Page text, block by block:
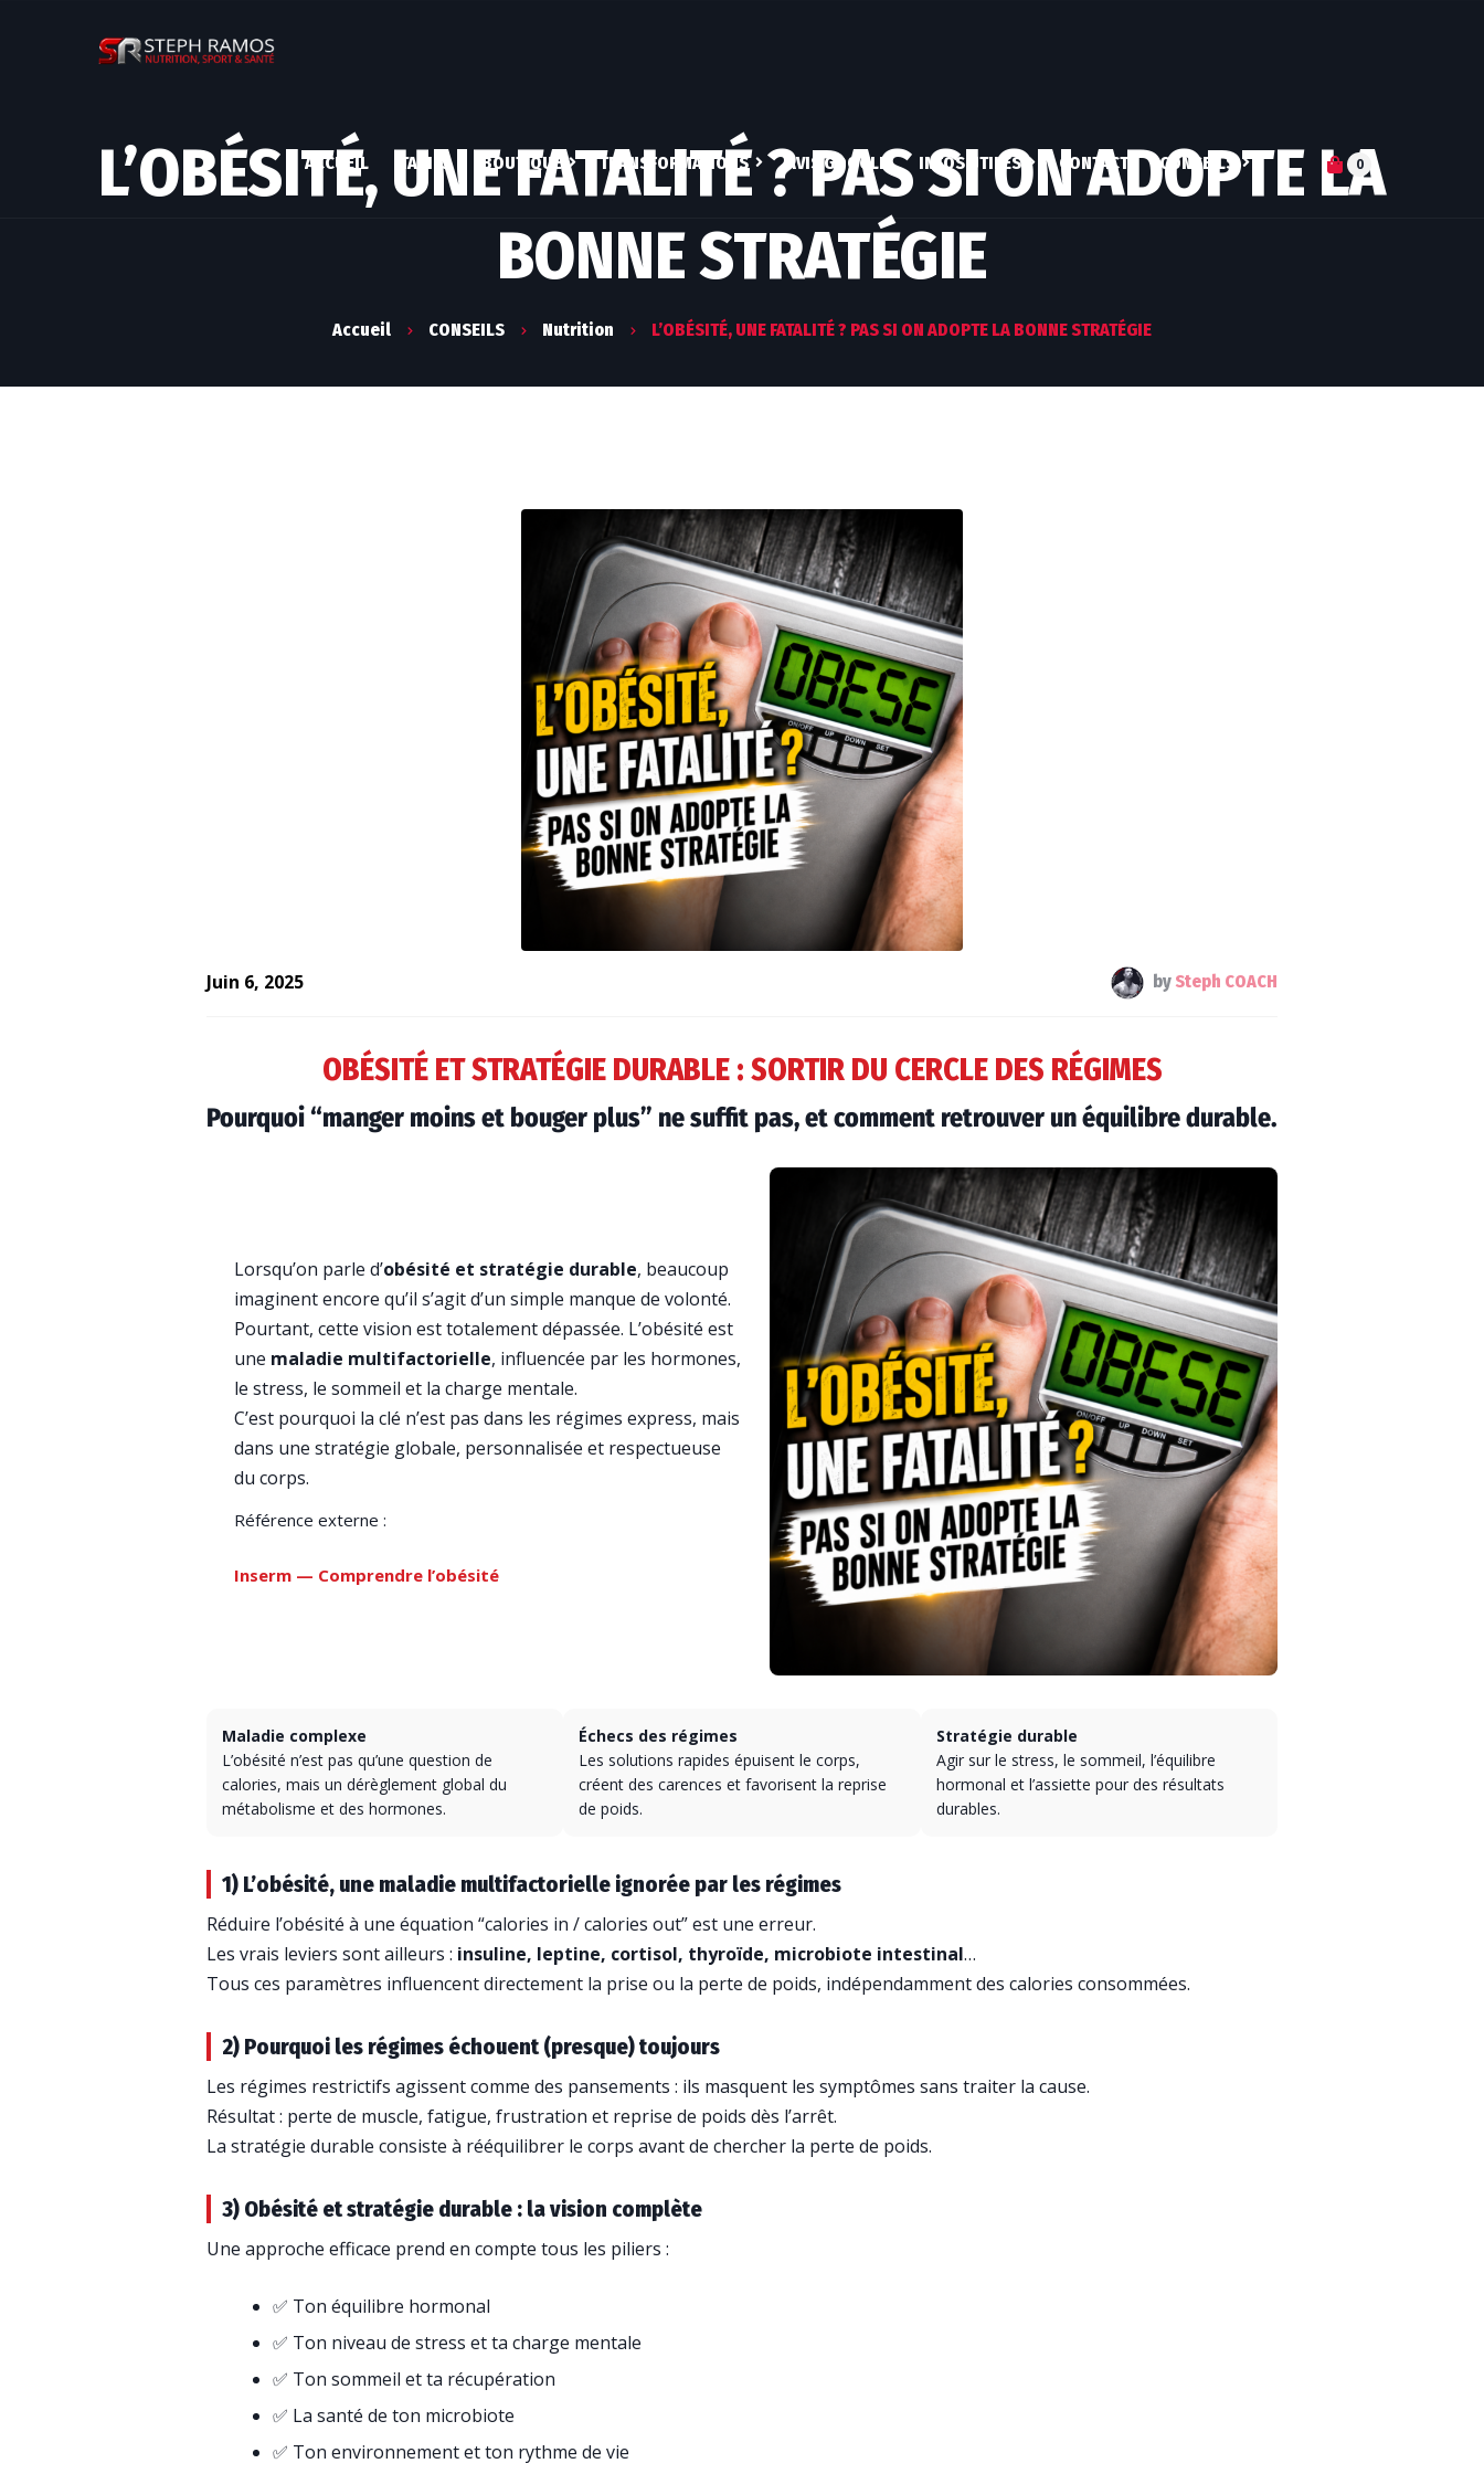
ACCUEIL TARIFS BOUTIQUE
COMPLÉMENTS
ALIMENTAIRES
TRANSFORMATIONS
COACHING CLASSIQUE
COACHING ATHLÈTE
AVIS GOOGLE INFOS UTILES
QUI SUIS-JE ?
MON ADN DE COACH
MES EXPERTISES
CONTACT CONSEILS 0
L’OBÉSITÉ, UNE FATALITÉ ? PAS SI ON ADOPTE LA
BONNE STRATÉGIE
Accueil CONSEILS Nutrition L’OBÉSITÉ, UNE FATALITÉ ? PAS SI ON ADOPTE LA BONNE STRATÉGIE
Juin 6, 2025 by Steph COACH
OBÉSITÉ ET STRATÉGIE DURABLE : SORTIR DU CERCLE DES RÉGIMES
Pourquoi “manger moins et bouger plus” ne suffit pas, et comment retrouver un équilibre durable.
Lorsqu’on parle d’obésité et stratégie durable, beaucoup
imaginent encore qu’il s’agit d’un simple manque de volonté.
Pourtant, cette vision est totalement dépassée. L’obésité est
une maladie multifactorielle, influencée par les hormones,
le stress, le sommeil et la charge mentale.
C’est pourquoi la clé n’est pas dans les régimes express, mais
dans une stratégie globale, personnalisée et respectueuse
du corps.
Référence externe :
Inserm — Comprendre l’obésité
Maladie complexe
L’obésité n’est pas qu’une question de
calories, mais un dérèglement global du
métabolisme et des hormones.
Échecs des régimes
Les solutions rapides épuisent le corps,
créent des carences et favorisent la reprise
de poids.
Stratégie durable
Agir sur le stress, le sommeil, l’équilibre
hormonal et l’assiette pour des résultats
durables.
1) L’obésité, une maladie multifactorielle ignorée par les régimes
Réduire l’obésité à une équation “calories in / calories out” est une erreur.
Les vrais leviers sont ailleurs : insuline, leptine, cortisol, thyroïde, microbiote intestinal…
Tous ces paramètres influencent directement la prise ou la perte de poids, indépendamment des calories consommées.
2) Pourquoi les régimes échouent (presque) toujours
Les régimes restrictifs agissent comme des pansements : ils masquent les symptômes sans traiter la cause.
Résultat : perte de muscle, fatigue, frustration et reprise de poids dès l’arrêt.
La stratégie durable consiste à rééquilibrer le corps avant de chercher la perte de poids.
3) Obésité et stratégie durable : la vision complète
Une approche efficace prend en compte tous les piliers :
✅ Ton équilibre hormonal
✅ Ton niveau de stress et ta charge mentale
✅ Ton sommeil et ta récupération
✅ La santé de ton microbiote
✅ Ton environnement et ton rythme de vie